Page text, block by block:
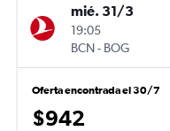
mié. 31/3
19:05
BCN- BOG
Oferta encontrada el 30/7
$942